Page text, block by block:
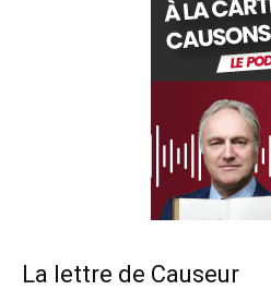
La lettre de Causeur